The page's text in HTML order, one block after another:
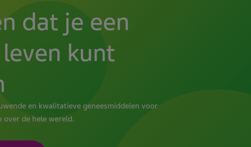
dat je een
kunt
en kwalitatieve geneesmiddelen voor
over de hele wereld.